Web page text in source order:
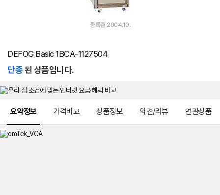
등록월 2004.10.
DEFOG Basic 1BCA-1127504
단종된 상품입니다.
요약정보 가격비교 상품정보 의견/리뷰 연관상품